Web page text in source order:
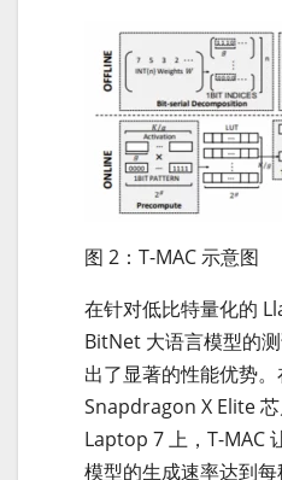
图 2：T-MAC 示意图
在针对低比特量化的
BitNet 大语言模型的
出了显著的性能优势
Snapdragon X Elite
Laptop 7 上，T-MAC
模型的生成速率达到每